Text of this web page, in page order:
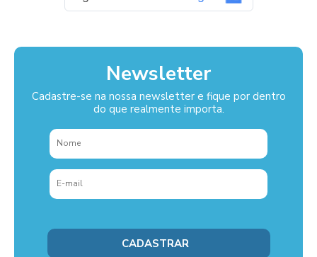
Newsletter
Cadastre-se na nossa newsletter e fique por dentro
do que realmente importa.